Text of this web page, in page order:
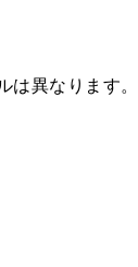
異なります。